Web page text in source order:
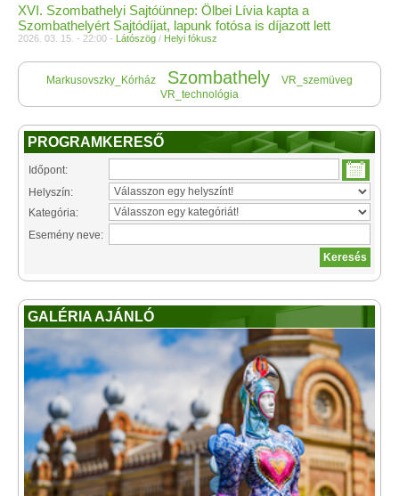
XVI. Szombathelyi Sajtóünnep: Ölbei Lívia kapta a
Szombathelyért Sajtódíjat, lapunk fotósa is díjazott lett
2026. 03. 15. - 22:00 - Látószög / Helyi fókusz
Markusovszky_Kórház Szombathely
VR_szemüveg
VR_technológia
PROGRAMKERESŐ
Időpont:
Helyszín:
Kategória:
Esemény neve:
GALÉRIA AJÁNLÓ